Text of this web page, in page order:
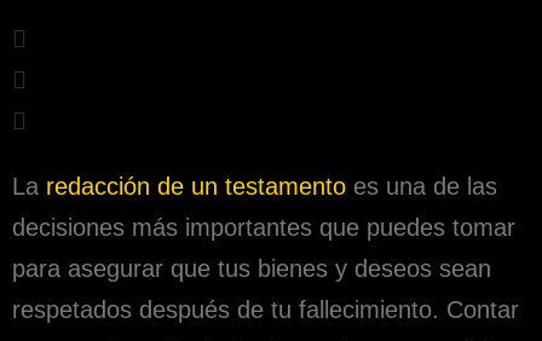
La redacción de un testamento es una de las
decisiones más importantes que puedes tomar
para asegurar que tus bienes y deseos sean
respetados después de tu fallecimiento. Contar